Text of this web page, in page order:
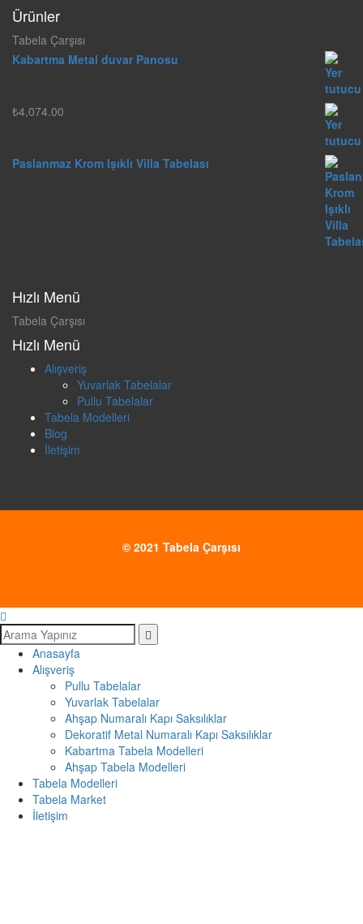
Ürünler
Tabela Çarşısı
Kabartma Metal duvar Panosu
₺4,074.00
Paslanmaz Krom Işıklı Villa Tabelası
Hızlı Menü
Tabela Çarşısı
Hızlı Menü
Alışveriş
Yuvarlak Tabelalar
Pullu Tabelalar
Tabela Modelleri
Blog
İletişim
© 2021 Tabela Çarşısı
Anasayfa
Alışveriş
Pullu Tabelalar
Yuvarlak Tabelalar
Ahşap Numaralı Kapı Saksılıklar
Dekoratif Metal Numaralı Kapı Saksılıklar
Kabartma Tabela Modelleri
Ahşap Tabela Modelleri
Tabela Modelleri
Tabela Market
İletişim